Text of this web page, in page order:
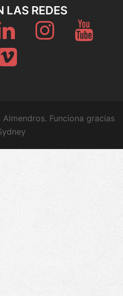
LAS REDES
Linkedin Instagram
Vimeo
Funciona gracias